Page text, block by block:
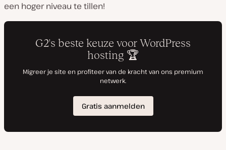
een hoger niveau te tillen!